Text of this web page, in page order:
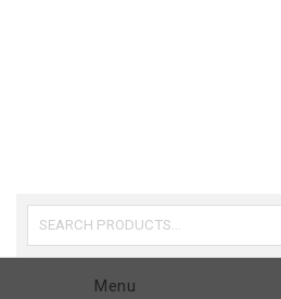
Menu